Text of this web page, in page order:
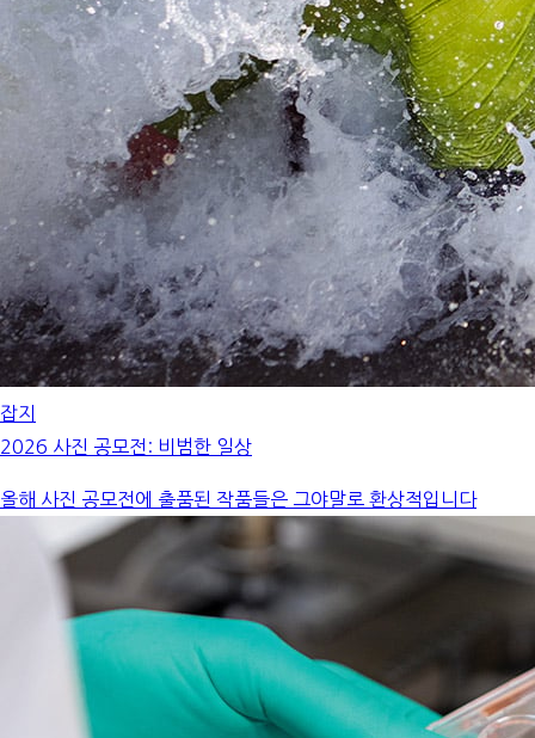
잡지
2026 사진 공모전: 비범한 일상
올해 사진 공모전에 출품된 작품들은 그야말로 환상적입니다